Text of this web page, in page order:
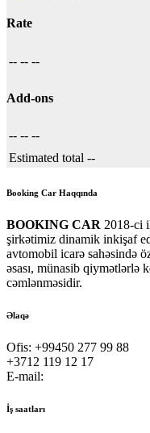
Rate
-- -- --
Add-ons
-- -- --
Estimated total --
Booking Car Haqqında
BOOKING CAR 2018-ci
şirkətimiz dinamik inkişaf
avtomobil icarə sahəsində
əsası, münasib
cəmlənməsidir.
Əlaqə
Ofis: +99450 277 99 88
+3712 119 12 17
E-mail:
İş saatları